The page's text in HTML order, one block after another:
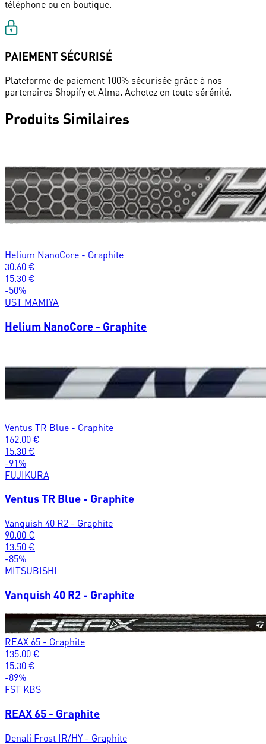
téléphone ou en boutique.
PAIEMENT SÉCURISÉ
Plateforme de paiement 100% sécurisée grâce à nos
partenaires Shopify et Alma. Achetez en toute sérénité.
Produits Similaires
Helium NanoCore - Graphite
30.60 €
15.30 €
-50%
UST MAMIYA
Helium NanoCore - Graphite
Ventus TR Blue - Graphite
162.00 €
15.30 €
-91%
FUJIKURA
Ventus TR Blue - Graphite
Vanquish 40 R2 - Graphite
90.00 €
13.50 €
-85%
MITSUBISHI
Vanquish 40 R2 - Graphite
REAX 65 - Graphite
135.00 €
15.30 €
-89%
FST KBS
REAX 65 - Graphite
Denali Frost IR/HY - Graphite